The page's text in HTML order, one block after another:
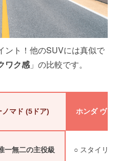
ント！他のSUVには真似で
ワク感」の比較です。
ノマド (5ドア) ホンダ ヴェ
一無二の主役級 ○ スタイリッ